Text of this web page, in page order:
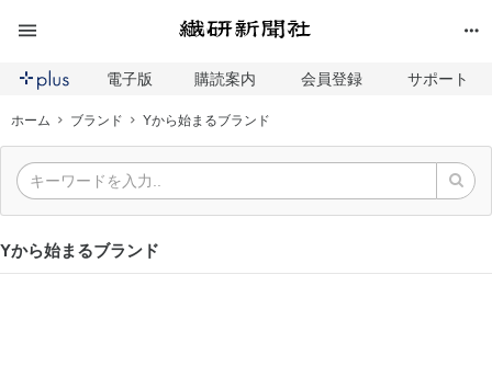
電子版 購読案内 会員登録 サポート
ホーム ブランド Yから始まるブランド
Yから始まるブランド